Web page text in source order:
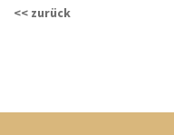
<< zurück